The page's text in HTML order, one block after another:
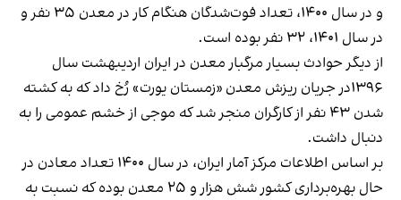
و در سال ۱۴۰۰، تعداد فوت‌شدگان هنگام کار در معدن ۳۵ نفر و
در سال ۱۴۰۱، ۳۲ نفر بوده است.
از دیگر حوادث بسیار مرگبار معدن در ایران اردیبهشت سال
۱۳۹۶در جریان ریزش معدن «زمستان یورت» رُخ داد که به کشته
شدن ۴۳ نفر از کارگران منجر شد که موجی از خشم عمومی را به
دنبال داشت.
بر اساس اطلاعات مرکز آمار ایران، در سال ۱۴۰۰ تعداد معادن در
حال بهره‌برداری کشور شش هزار و ۲۵ معدن بوده که نسبت به